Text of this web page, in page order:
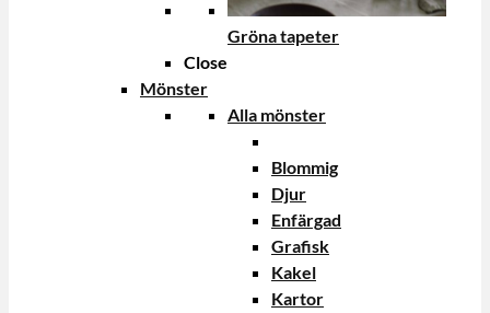
Gröna tapeter
Close
Mönster
Alla mönster
Blommig
Djur
Enfärgad
Grafisk
Kakel
Kartor